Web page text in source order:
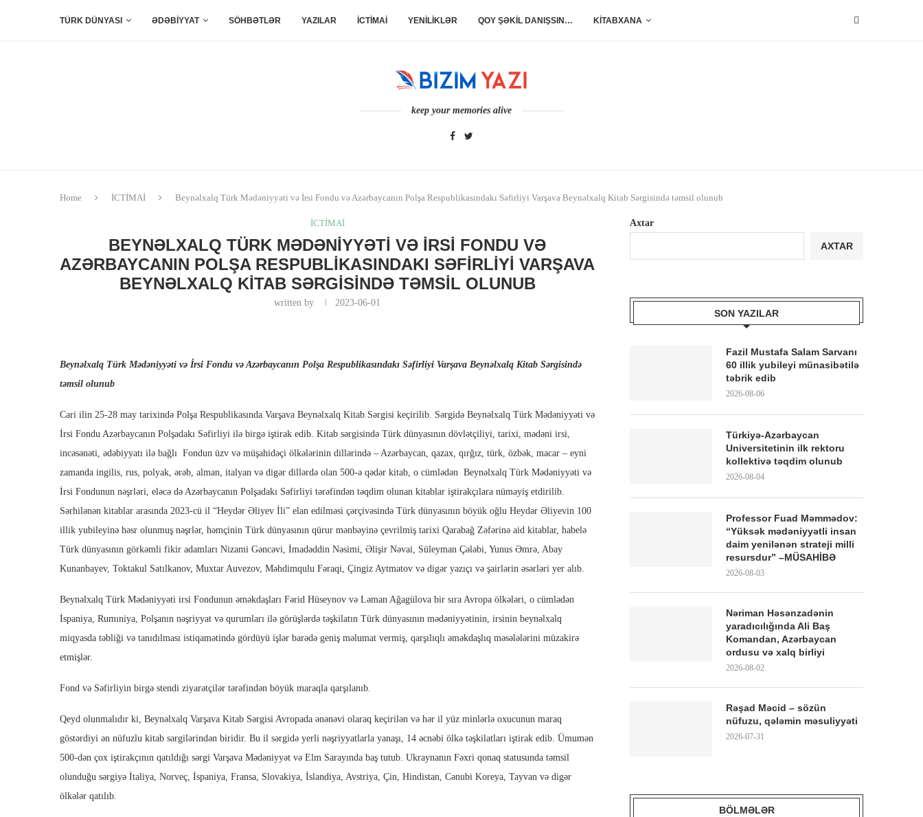
TÜRK DÜNYASI ƏDƏBİYYAT SÖHBƏTLƏR YAZILAR İCTİMAİ YENİLİKLƏR QOY ŞƏKİL DANIŞSIN… KİTABXANA
keep your memories alive
Home İCTİMAİ Beynəlxalq Türk Mədəniyyəti və İrsi Fondu və Azərbaycanın Polşa Respublikasındakı Səfirliyi Varşava Beynəlxalq Kitab Sərgisində təmsil olunub
İCTİMAİ
BEYNƏLXALQ TÜRK MƏDƏNIYYƏTI VƏ İRSI FONDU VƏ
AZƏRBAYCANIN POLŞA RESPUBLIKASINDAKI SƏFIRLIYI VARŞAVA
BEYNƏLXALQ KITAB SƏRGISINDƏ TƏMSIL OLUNUB
written by 2023-06-01
Beynəlxalq Türk Mədəniyyəti və İrsi Fondu və Azərbaycanın Polşa Respublikasındakı Səfirliyi Varşava Beynəlxalq Kitab Sərgisində
təmsil olunub
Cari ilin 25-28 may tarixində Polşa Respublikasında Varşava Beynəlxalq Kitab Sərgisi keçirilib. Sərgidə Beynəlxalq Türk Mədəniyyəti və
İrsi Fondu Azərbaycanın Polşadakı Səfirliyi ilə birgə iştirak edib. Kitab sərgisində Türk dünyasının dövlətçiliyi, tarixi, mədəni irsi,
incəsənəti, ədəbiyyatı ilə bağlı Fondun üzv və müşahidəçi ölkələrinin dillərində – Azərbaycan, qazax, qırğız, türk, özbək, macar – eyni
zamanda ingilis, rus, polyak, ərəb, alman, italyan və digər dillərdə olan 500-ə qədər kitab, o cümlədən Beynəlxalq Türk Mədəniyyəti və
İrsi Fondunun nəşrləri, eləcə də Azərbaycanın Polşadakı Səfirliyi tərəfindən təqdim olunan kitablar iştirakçılara nümayiş etdirilib.
Sərhilənən kitablar arasında 2023-cü il “Heydər Əliyev İli” elan edilməsi çərçivəsində Türk dünyasının böyük oğlu Heydər Əliyevin 100
illik yubileyinə həsr olunmuş nəşrlər, həmçinin Türk dünyasının qürur mənbəyinə çevrilmiş tarixi Qarabağ Zəfərinə aid kitablar, habelə
Türk dünyasının görkəmli fikir adamları Nizami Gəncəvi, İmadəddin Nəsimi, Əlişir Nəvai, Süleyman Çələbi, Yunus Əmrə, Abay
Kunanbayev, Toktakul Satılkanov, Muxtar Auvezov, Məhdimqulu Fəraqi, Çingiz Aytmatov və digər yazıçı və şairlərin əsərləri yer alıb.
Beynəlxalq Türk Mədəniyyəti irsi Fondunun əməkdaşları Fərid Hüseynov və Ləman Ağagülova bir sıra Avropa ölkələri, o cümlədən
İspaniya, Rumıniya, Polşanın nəşriyyat və qurumları ilə görüşlərdə təşkilatın Türk dünyasının mədəniyyətinin, irsinin beynəlxalq
miqyasda təbliği və tanıdılması istiqamətində gördüyü işlər barədə geniş məlumat vermiş, qarşılıqlı əməkdaşlıq məsələlərini müzakirə
etmişlər.
Fond və Səfirliyin birgə stendi ziyarətçilər tərəfindən böyük maraqla qarşılanıb.
Qeyd olunmalıdır ki, Beynəlxalq Varşava Kitab Sərgisi Avropada ənənəvi olaraq keçirilən və hər il yüz minlərlə oxucunun maraq
göstərdiyi ən nüfuzlu kitab sərgilərindən biridir. Bu il sərgidə yerli nəşriyyatlarla yanaşı, 14 əcnəbi ölkə təşkilatları iştirak edib. Ümumən
500-dən çox iştirakçının qatıldığı sərgi Varşava Mədəniyyət və Elm Sarayında baş tutub. Ukraynanın Fəxri qonaq statusunda təmsil
olunduğu sərgiyə İtaliya, Norveç, İspaniya, Fransa, Slovakiya, İslandiya, Avstriya, Çin, Hindistan, Cənubi Koreya, Tayvan və digər
ölkələr qatılıb.
Axtar
AXTAR
SON YAZILAR
Fazil Mustafa Salam Sarvanı
60 illik yubileyi münasibətilə
təbrik edib
2026-08-06
Türkiyə-Azərbaycan
Universitetinin ilk rektoru
kollektivə təqdim olunub
2026-08-04
Professor Fuad Məmmədov:
“Yüksək mədəniyyətli insan
daim yenilənən strateji milli
resursdur” –MÜSAHİBƏ
2026-08-03
Nəriman Həsənzadənin
yaradıcılığında Ali Baş
Komandan, Azərbaycan
ordusu və xalq birliyi
2026-08-02
Rəşad Məcid – sözün
nüfuzu, qələmin məsuliyyəti
2026-07-31
BÖLMƏLƏR